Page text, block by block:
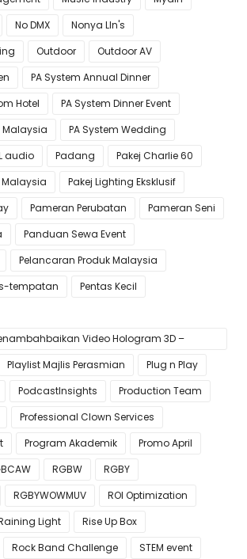
No DMX
Nonya LIn's
Outdoor
Outdoor AV
PA System Annual Dinner
Hotel
PA System Dinner Event
Malaysia
PA System Wedding
audio Padang
Pakej Charlie 60
Malaysia
Pakej Lighting Eksklusif
Pameran Perubatan
Pameran Seni
Panduan Sewa Event
Pelancaran Produk Malaysia
tempatan
Pentas Kecil
Video Hologram 3D –
untuk Gimik Anda!
Playlist Majlis Perasmian
Plug n Play
PodcastInsights
Production Team
Professional Clown Services
Program Akademik
Promo April
RGBW
RGBY
RGBYWOWMUV
ROI Optimization
Light
Rise Up Box
Rock Band Challenge
STEM event